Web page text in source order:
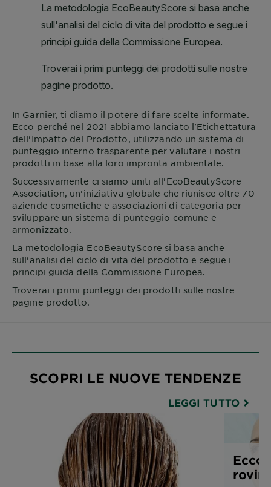
In Garnier, ti diamo il potere di fare scelte informate.
Ecco perché nel 2021 abbiamo lanciato l'Etichettatura
dell'Impatto del Prodotto, utilizzando un sistema di
punteggio interno trasparente per valutare i nostri
prodotti in base alla loro impronta ambientale.
Successivamente ci siamo uniti all'EcoBeautyScore
Association, un'iniziativa globale che riunisce oltre 70
aziende cosmetiche e associazioni di categoria per
sviluppare un sistema di punteggio comune e
armonizzato.
La metodologia EcoBeautyScore si basa anche
sull'analisi del ciclo di vita del prodotto e segue i
principi guida della Commissione Europea.
Troverai i primi punteggi dei prodotti sulle nostre
pagine prodotto.
SCOPRI LE NUOVE TENDENZE
LEGGI TUTTO
Ecco